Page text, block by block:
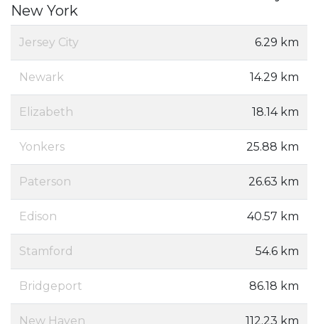
New York
Jersey City 6.29 km
Newark 14.29 km
Elizabeth 18.14 km
Yonkers 25.88 km
Paterson 26.63 km
Edison 40.57 km
Stamford 54.6 km
Bridgeport 86.18 km
New Haven 112.23 km